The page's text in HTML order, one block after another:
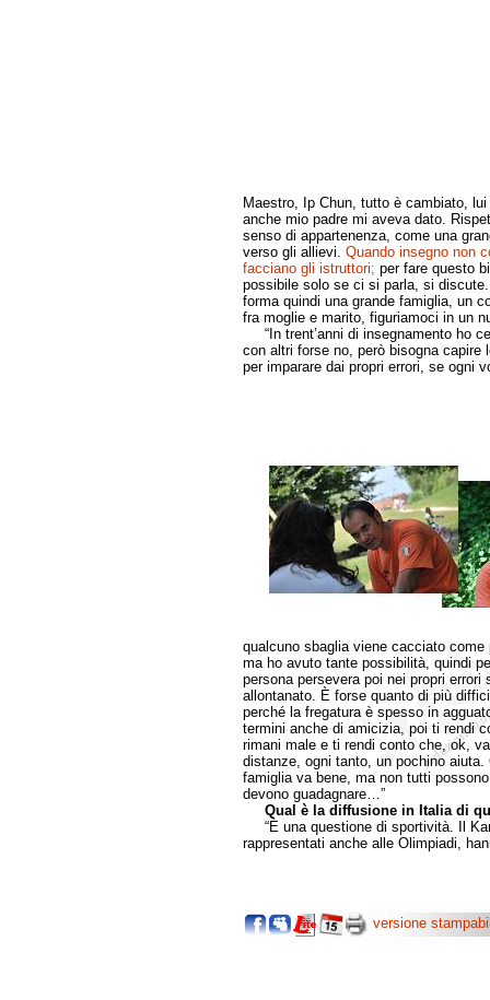
Maestro, Ip Chun, tutto è cambiato,
anche mio padre mi aveva dato.
senso di appartenenza, come una
verso gli allievi. Quando insegno non
facciano gli istruttori; per fare questo
possibile solo se ci si parla, si
forma quindi una grande famiglia, un
fra moglie e marito, figuriamoci in un
“In trent’anni di insegnamento ho
con altri forse no, però bisogna capire
per imparare dai propri errori, se ogni
qualcuno sbaglia viene cacciato
ma ho avuto tante possibilità, quindi
persona persevera poi nei propri
allontanato. È forse quanto di più
perché la fregatura è spesso in
termini anche di amicizia, poi ti rendi
rimani male e ti rendi conto che, ok,
distanze, ogni tanto, un pochino
famiglia va bene, ma non tutti
devono guadagnare…”
Qual è la diffusione in Italia di
“È una questione di sportività. Il
rappresentati anche alle Olimpiadi,
versione